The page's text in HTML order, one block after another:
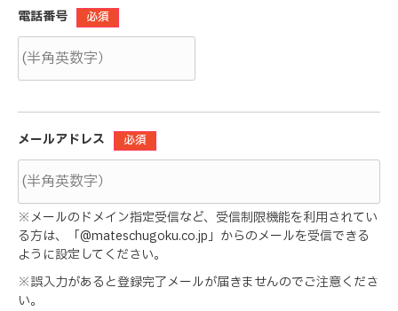
電話番号 必須
メールアドレス 必須
※メールのドメイン指定受信など、受信制限機能を利用されてい
る方は、「@mateschugoku.co.jp」からのメールを受信できる
ように設定してください。
※誤入力があると登録完了メールが届きませんのでご注意くださ
い。